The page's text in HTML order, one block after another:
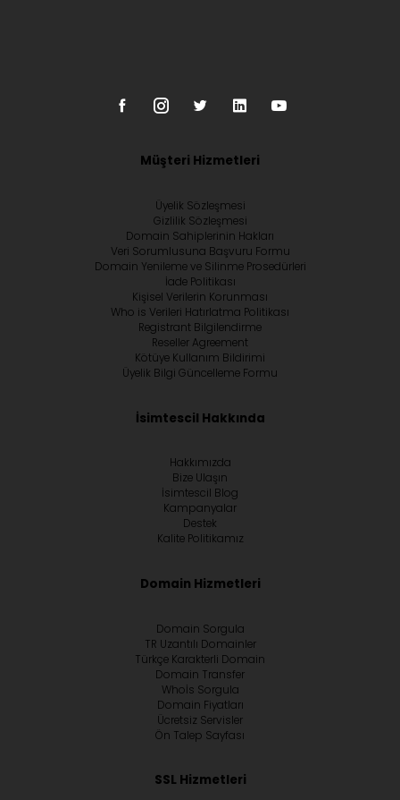
Müşteri Hizmetleri
Üyelik Sözleşmesi
Gizlilik Sözleşmesi
Domain Sahiplerinin Hakları
Veri Sorumlusuna Başvuru Formu
Domain Yenileme ve Silinme Prosedürleri
İade Politikası
Kişisel Verilerin Korunması
Who is Verileri Hatırlatma Politikası
Registrant Bilgilendirme
Reseller Agreement
Kötüye Kullanım Bildirimi
Üyelik Bilgi Güncelleme Formu
İsimtescil Hakkında
Hakkımızda
Bize Ulaşın
İsimtescil Blog
Kampanyalar
Destek
Kalite Politikamız
Domain Hizmetleri
Domain Sorgula
TR Uzantılı Domainler
Türkçe Karakterli Domain
Domain Transfer
Whoİs Sorgula
Domain Fiyatları
Ücretsiz Servisler
Ön Talep Sayfası
SSL Hizmetleri